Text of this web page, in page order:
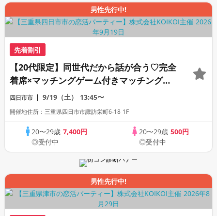
男性先行中!
先着割引
【20代限定】同世代だから話が合う♡完全
着席×マッチングゲーム付きマッチングコ
ン
四日市市 9/19（土） 13:45〜
開催地住所：三重県四日市市諏訪栄町6-18 1F
20〜29歳7,400円
◎受付中
20〜29歳 500円
◎受付中
男性先行中!